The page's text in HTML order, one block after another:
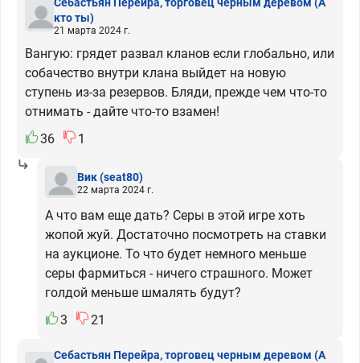
кто ты)
21 марта 2024 г.
Вангую: грядет развал кланов если глобально, или
собачество внутри клана выйдет на новую
ступень из-за резервов. Бляди, прежде чем что-то
отнимать - дайте что-то взамен!
36
1
Вик(seat80)
22 марта 2024 г.
А что вам еще дать? Серы в этой игре хоть
жопой жуй. Достаточно посмотреть на ставки
на аукционе. То что будет немного меньше
серы фармиться - ничего страшного. Может
голдой меньше шмалять будут?
3
21
Себастьян Перейра, торговец черным деревом (А